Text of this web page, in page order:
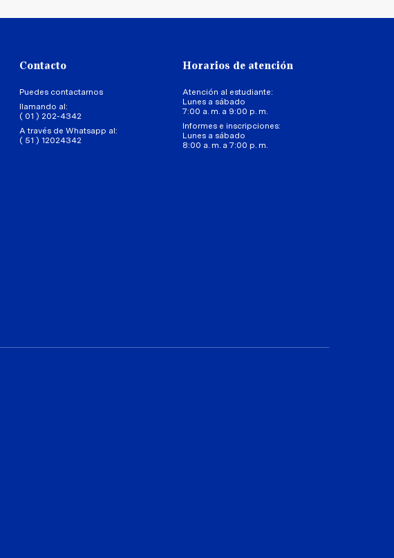
Contacto
Puedes contactarnos
llamando al:
( 01 ) 202-4342
A través de Whatsapp al:
( 51 ) 12024342
Horarios de atención
Atención al estudiante:
Lunes a sábado
7:00 a. m. a 9:00 p. m.
Informes e inscripciones:
Lunes a sábado
8:00 a. m. a 7:00 p. m.